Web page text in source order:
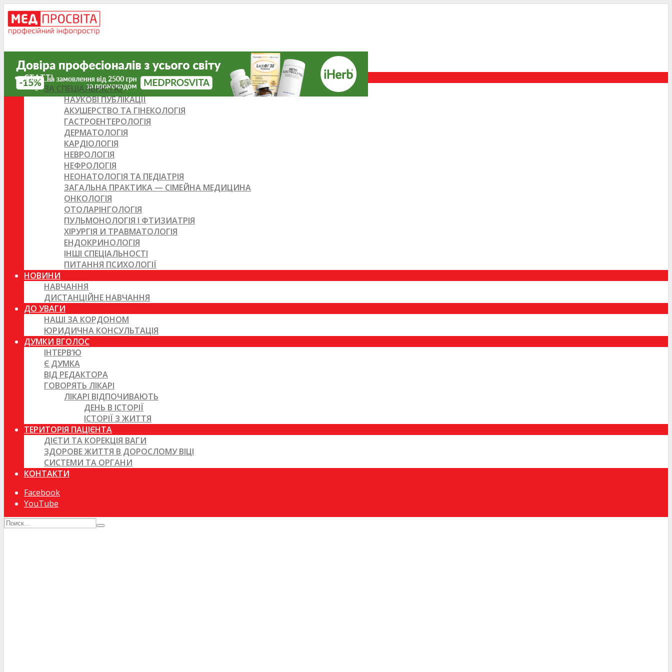
СТАТТІ
ЗА СПЕЦІАЛЬНІСТЮ
НАУКОВІ ПУБЛІКАЦІЇ
АКУШЕРСТВО ТА ГІНЕКОЛОГІЯ
ГАСТРОЕНТЕРОЛОГІЯ
ДЕРМАТОЛОГІЯ
КАРДІОЛОГІЯ
НЕВРОЛОГІЯ
НЕФРОЛОГІЯ
НЕОНАТОЛОГІЯ ТА ПЕДІАТРІЯ
ЗАГАЛЬНА ПРАКТИКА — СІМЕЙНА МЕДИЦИНА
ОНКОЛОГІЯ
ОТОЛАРІНГОЛОГІЯ
ПУЛЬМОНОЛОГІЯ І ФТИЗИАТРІЯ
ХІРУРГІЯ И ТРАВМАТОЛОГІЯ
ЕНДОКРИНОЛОГІЯ
ІНШІ СПЕЦІАЛЬНОСТІ
ПИТАННЯ ПСИХОЛОГІЇ
НОВИНИ
НАВЧАННЯ
ДИСТАНЦІЙНЕ НАВЧАННЯ
ДО УВАГИ
НАШІ ЗА КОРДОНОМ
ЮРИДИЧНА КОНСУЛЬТАЦІЯ
ДУМКИ ВГОЛОС
ІНТЕРВ’Ю
Є ДУМКА
ВІД РЕДАКТОРА
ГОВОРЯТЬ ЛІКАРІ
ЛІКАРІ ВІДПОЧИВАЮТЬ
ДЕНЬ В ІСТОРІЇ
ІСТОРІЇ З ЖИТТЯ
ТЕРИТОРІЯ ПАЦІЄНТА
ДІЄТИ ТА КОРЕКЦІЯ ВАГИ
ЗДОРОВЕ ЖИТТЯ В ДОРОСЛОМУ ВІЦІ
СИСТЕМИ ТА ОРГАНИ
КОНТАКТИ
Facebook
YouTube